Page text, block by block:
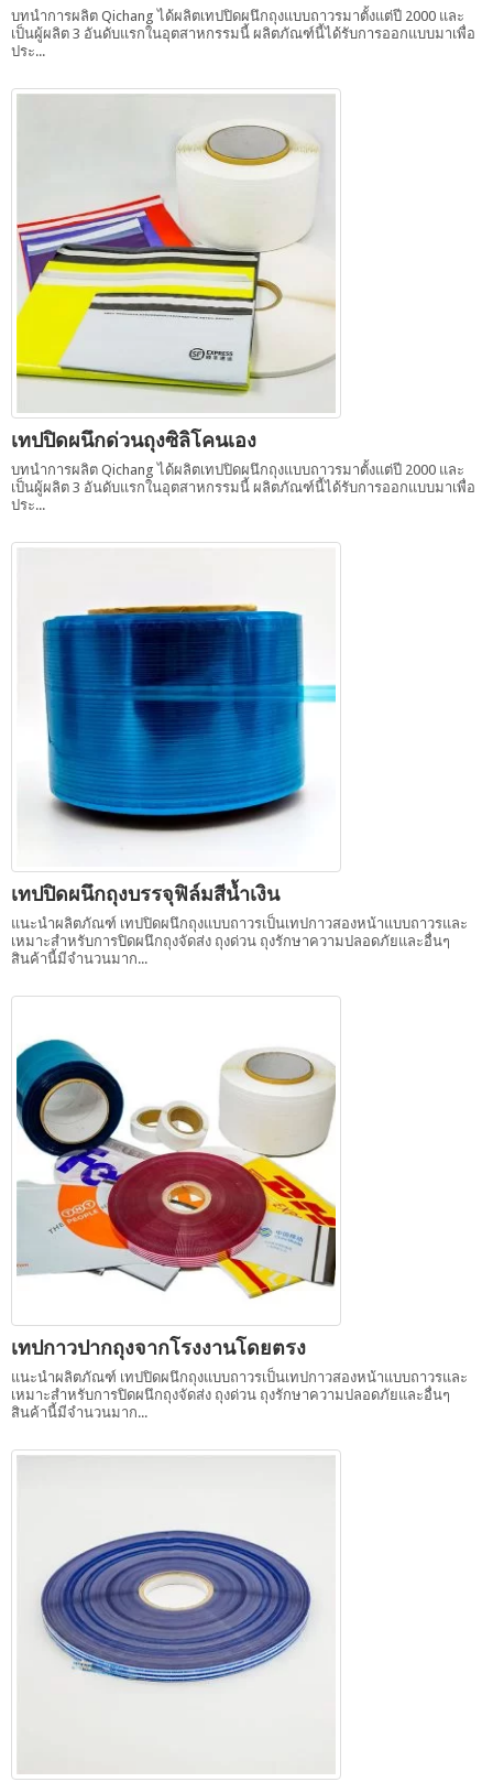
บทนำการผลิต Qichang ได้ผลิตเทปปิดผนึกถุงแบบถาวรมาตั้งแต่ปี 2000 และ
เป็นผู้ผลิต 3 อันดับแรกในอุตสาหกรรมนี้ ผลิตภัณฑ์นี้ได้รับการออกแบบมาเพื่อ
ประ...
เทปปิดผนึกด่วนถุงซิลิโคนเอง
บทนำการผลิต Qichang ได้ผลิตเทปปิดผนึกถุงแบบถาวรมาตั้งแต่ปี 2000 และ
เป็นผู้ผลิต 3 อันดับแรกในอุตสาหกรรมนี้ ผลิตภัณฑ์นี้ได้รับการออกแบบมาเพื่อ
ประ...
เทปปิดผนึกถุงบรรจุฟิล์มสีน้ำเงิน
แนะนำผลิตภัณฑ์ เทปปิดผนึกถุงแบบถาวรเป็นเทปกาวสองหน้าแบบถาวรและ
เหมาะสำหรับการปิดผนึกถุงจัดส่ง ถุงด่วน ถุงรักษาความปลอดภัยและอื่นๆ
สินค้านี้มีจำนวนมาก...
เทปกาวปากถุงจากโรงงานโดยตรง
แนะนำผลิตภัณฑ์ เทปปิดผนึกถุงแบบถาวรเป็นเทปกาวสองหน้าแบบถาวรและ
เหมาะสำหรับการปิดผนึกถุงจัดส่ง ถุงด่วน ถุงรักษาความปลอดภัยและอื่นๆ
สินค้านี้มีจำนวนมาก...